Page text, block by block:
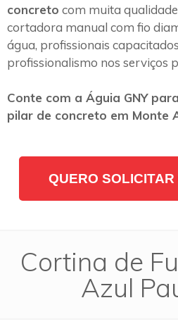
concreto com muita
cortadora manual com fio
água, profissionais
profissionalismo nos serviços
Conte com a Águia GNY
pilar de concreto em Monte
QUERO
Cortina de
Azul